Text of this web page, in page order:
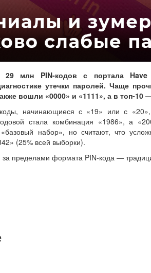
29 млн PIN-кодов с портала
утечки паролей. Чаще
вошли «0000» и «1111», а в топ-10
начинающиеся с «19» или с
стала комбинация «1986», а
«базовый набор», но считают, что
(25% всей выборки).
за пределами формата PIN-кода —